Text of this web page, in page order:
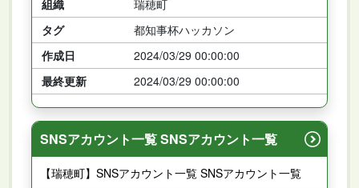
組織
瑞穂町
タグ
都知事杯ハッカソン
作成日
2024/03/29 00:00:00
最終更新
2024/03/29 00:00:00
SNSアカウント一覧 SNSアカウント一覧
【瑞穂町】SNSアカウント一覧 SNSアカウント一覧